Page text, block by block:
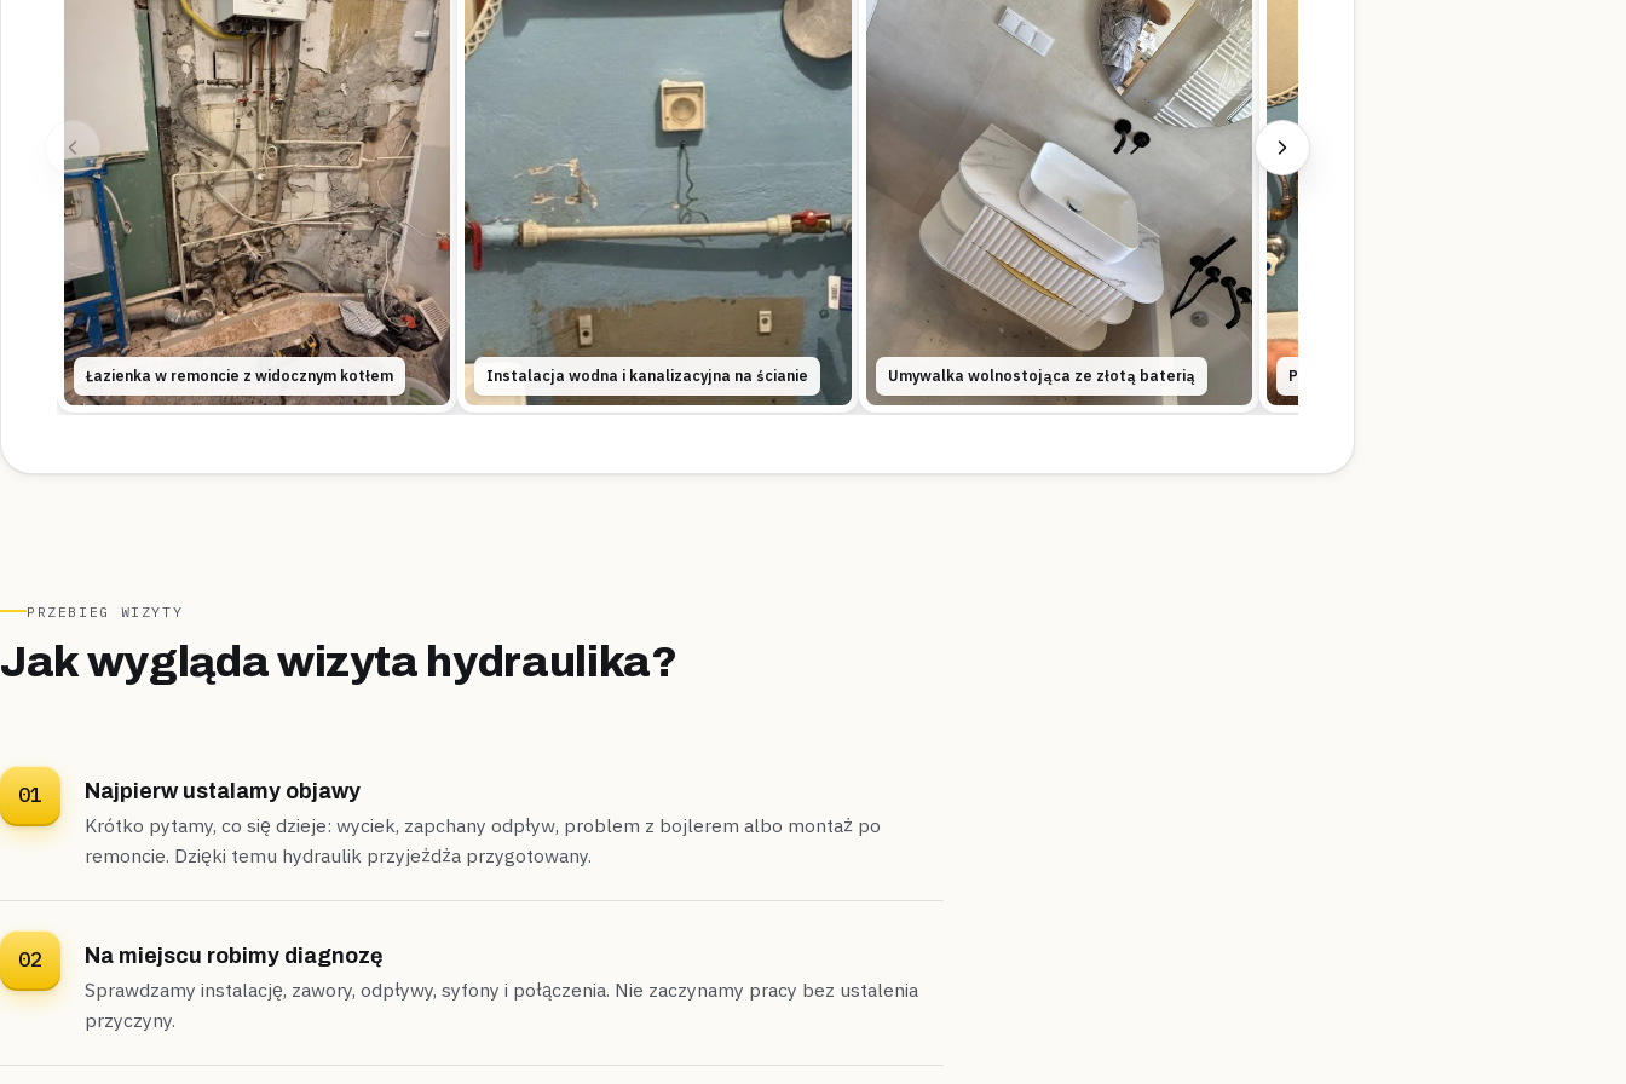
Łazienka w remoncie z widocznym kotłem Instalacja wodna i kanalizacyjna na ścianie Umywalka wolnostojąca ze złotą baterią Podejścia wodne w kuchni na ścianie
PRZEBIEG WIZYTY
Jak wygląda wizyta hydraulika?
01
Najpierw ustalamy objawy
Krótko pytamy, co się dzieje: wyciek, zapchany odpływ, problem z bojlerem albo montaż po
remoncie. Dzięki temu hydraulik przyjeżdża przygotowany.
02
Na miejscu robimy diagnozę
Sprawdzamy instalację, zawory, odpływy, syfony i połączenia. Nie zaczynamy pracy bez ustalenia
przyczyny.